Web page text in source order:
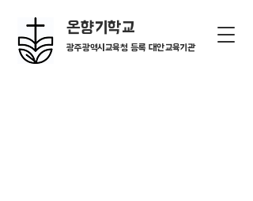
온향기학교
광주광역시교육청 등록 대안교육기관